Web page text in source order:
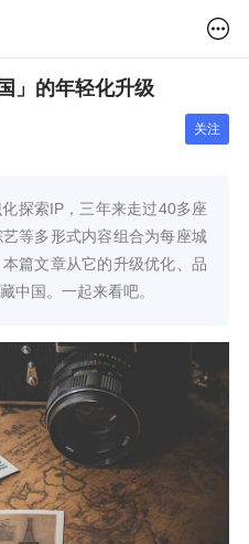
」的年轻化升级
关注
探索IP，三年来走过40多座
等多形式内容组合为每座城
篇文章从它的升级优化、品
中国。一起来看吧。